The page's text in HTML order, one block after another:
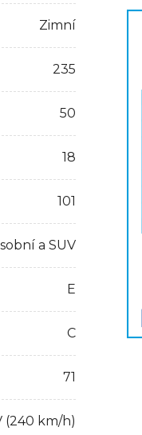
Zimní
235
50
18
101
a SUV
E
C
71
(240 km/h)